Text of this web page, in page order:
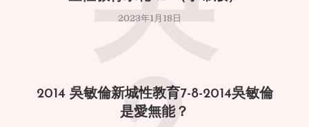
2023年1月18日
2014 吳敏倫新城性教育7-8-2014吳敏倫
是愛無能？